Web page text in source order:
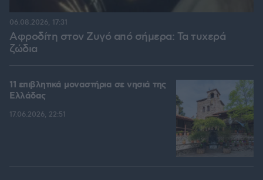
Αφροδίτη στον Ζυγό από σήμερα: Τα τυχερά
ζώδια
06.08.2026, 17:31
11 επιβλητικά μοναστήρια σε νησιά της
Ελλάδας
17.06.2026, 22:51